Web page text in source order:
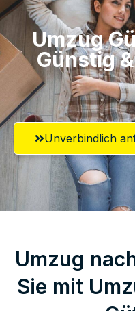
Umzug
Günstig
Unverbindlich
Umzug
Sie mit